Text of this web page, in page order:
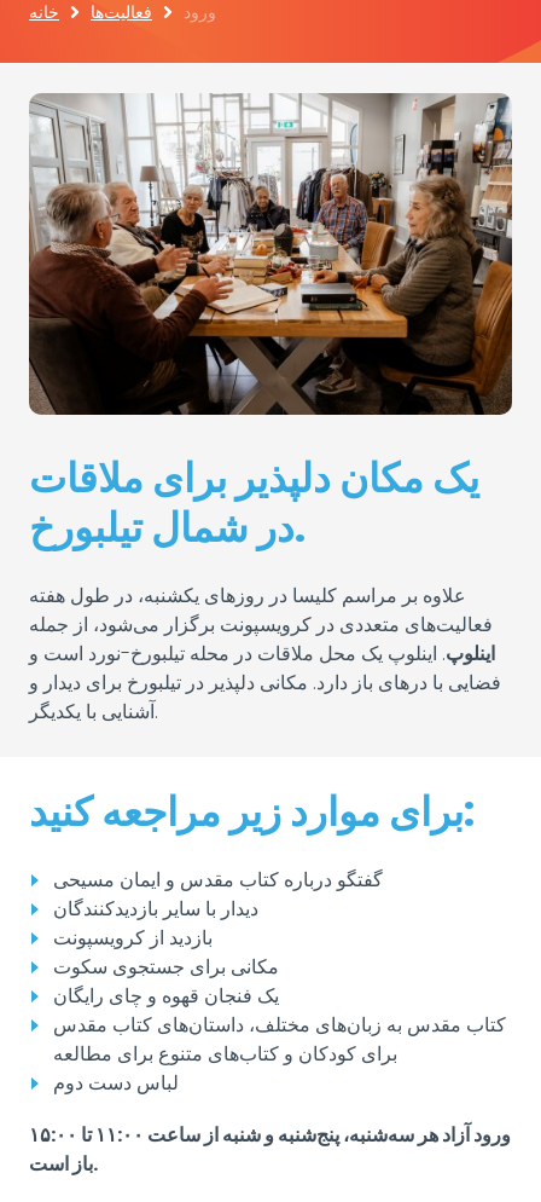
خانه فعالیت‌ها ورود
یک مکان دلپذیر برای ملاقات
در شمال تیلبورخ.
علاوه بر مراسم کلیسا در روزهای یکشنبه، در طول هفته
فعالیت‌های متعددی در کرویسپونت برگزار می‌شود، از جمله
اینلوپ. اینلوپ یک محل ملاقات در محله تیلبورخ-نورد است و
فضایی با درهای باز دارد. مکانی دلپذیر در تیلبورخ برای دیدار و
آشنایی با یکدیگر.
برای موارد زیر مراجعه کنید:
گفتگو درباره کتاب مقدس و ایمان مسیحی
دیدار با سایر بازدیدکنندگان
بازدید از کرویسپونت
مکانی برای جستجوی سکوت
یک فنجان قهوه و چای رایگان
کتاب مقدس به زبان‌های مختلف، داستان‌های کتاب مقدس
برای کودکان و کتاب‌های متنوع برای مطالعه
لباس دست دوم
ورود آزاد هر سه‌شنبه، پنج‌شنبه و شنبه از ساعت ۱۱:۰۰ تا ۱۵:۰۰
باز است.